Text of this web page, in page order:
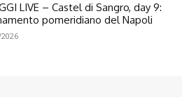
LIVE – Castel di Sangro, day 9:
pomeridiano del Napoli